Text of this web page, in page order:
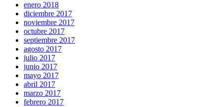
enero 2018
diciembre 2017
noviembre 2017
octubre 2017
septiembre 2017
agosto 2017
julio 2017
junio 2017
mayo 2017
abril 2017
marzo 2017
febrero 2017